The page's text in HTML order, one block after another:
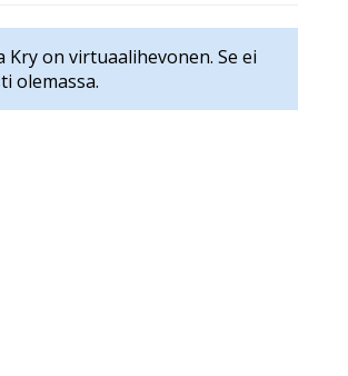
Kry on virtuaalihevonen. Se ei
olemassa.